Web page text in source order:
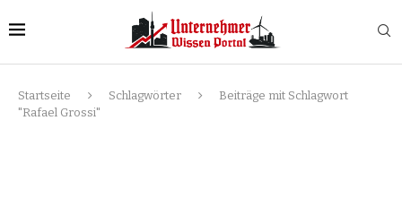
Startseite Schlagwörter
Beiträge mit Schlagwort
"Rafael Grossi"